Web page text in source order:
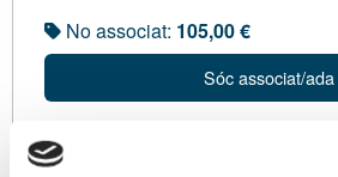
No associat: 105,00 €
Sóc associat/ada